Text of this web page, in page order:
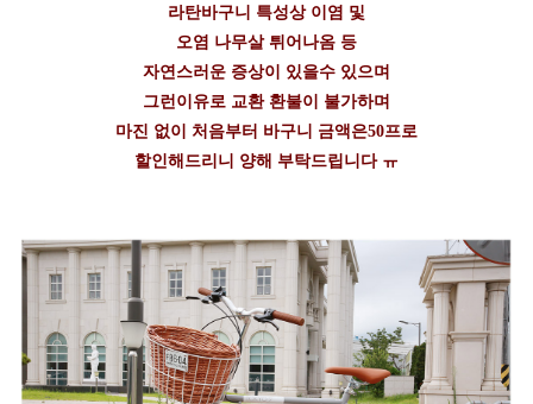
라탄바구니 특성상 이염 및
오염 나무살 튀어나옴 등
자연스러운 증상이 있을수 있으며
그런이유로 교환 환불이 불가하며
마진 없이 처음부터 바구니 금액은50프로
할인해드리니 양해 부탁드립니다 ㅠ